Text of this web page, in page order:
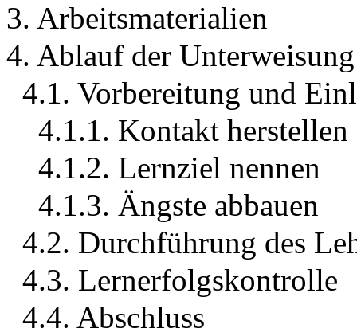
3. Arbeitsmaterialien
4. Ablauf der Unterweisung
4.1. Vorbereitung und
4.1.1. Kontakt herstellen
4.1.2. Lernziel nennen
4.1.3. Ängste abbauen
4.2. Durchführung des
4.3. Lernerfolgskontrolle
4.4. Abschluss